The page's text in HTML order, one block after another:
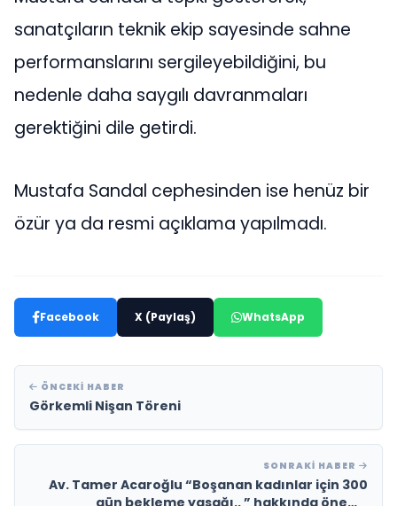
sanatçıların teknik ekip sayesinde sahne
performanslarını sergileyebildiğini, bu
nedenle daha saygılı davranmaları
gerektiğini dile getirdi.
Mustafa Sandal cephesinden ise henüz bir
özür ya da resmi açıklama yapılmadı.
Facebook X (Paylaş) WhatsApp
ÖNCEKI HABER
Görkemli Nişan Töreni
SONRAKI HABER
Av. Tamer Acaroğlu “Boşanan kadınlar için 300